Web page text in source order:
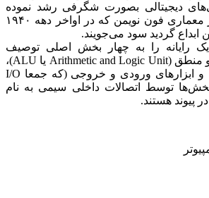
دیجیتالی بصورت شگرفی رشد نموده
است، اغلب رایانه‌ها از معماری فون نویمن که در اواخر دهه ۱۹۴۰
ابداع گردید سود می‌جویند.
رایانه را به چهار بخش اصلی توصیف
می‌کند: واحد محاسبه و منطق (Arithmetic and Logic Unit یا ALU)،
واحد کنترل یا حافظه، و ابزارهای ورودی و خروجی (که جمعا I/O
توسط اتصالات داخلی سیمی به نام